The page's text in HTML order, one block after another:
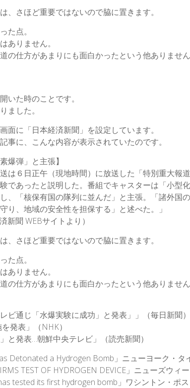
、さほど重要ではないので脇に置きます。
た点。
ありません。
の仕方があまりにも面白かったという他ありません
いた時のことです。
ました。
面に「日本経済新聞」を設定しています。
事に、こんな内容が表示されていたのです。
爆弾」と主張】
は６日正午（現地時間）に放送した「特別重大報
であったと説明した。番組でキャスターは「小型
、「核保有国の隊列に並んだ」と主張。「諸外国
り、地域の安全性を担保する」と述べた。」
新聞 WEBサイトより）
、さほど重要ではないので脇に置きます。
た点。
ありません。
の仕方があまりにも面白かったという他ありません
ビ通じ「水爆実験に成功」と発表」」（毎日新聞）
発表」（NHK）
と発表…朝鮮中央テレビ」（読売新聞）
Detonated a Hydrogen Bomb」ニューヨーク・タ
TEST OF HYDROGEN DEVICE」ニューズウィ
tested its first hydrogen bomb」ワシントン・ポス